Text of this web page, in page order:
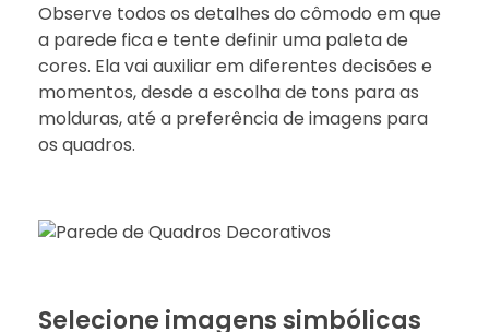
Observe todos os detalhes do cômodo em que
a parede fica e tente definir uma paleta de
cores. Ela vai auxiliar em diferentes decisões e
momentos, desde a escolha de tons para as
molduras, até a preferência de imagens para
os quadros.
Selecione imagens simbólicas